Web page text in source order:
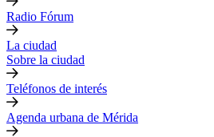
Radio Fórum
La ciudad
Sobre la ciudad
Teléfonos de interés
Agenda urbana de Mérida